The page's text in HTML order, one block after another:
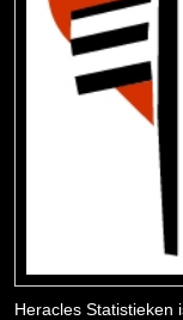
Heracles Statistieken